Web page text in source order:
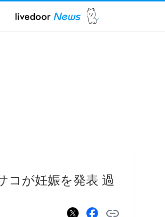
コが妊娠を発表 過